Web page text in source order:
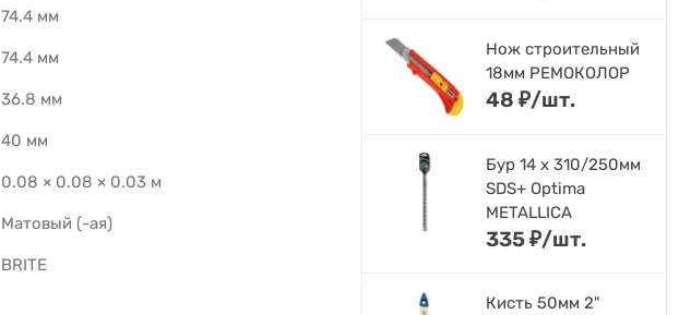
74.4 мм
74.4 мм
36.8 мм
40 мм
0.08 × 0.08 × 0.03 м
Матовый (-ая)
BRITE
Нож строительный
18мм РЕМОКОЛОР
48 ₽/шт.
Бур 14 х 310/250мм
SDS+ Optima
METALLICA
335₽/шт.
Кисть 50мм 2"